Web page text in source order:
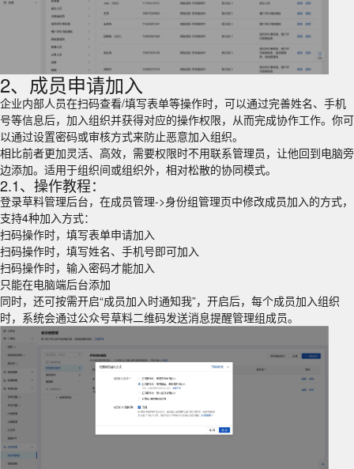
2、成员申请加入
企业内部人员在扫码查看/填写表单等操作时，可以通过完善姓名、手机
号等信息后，加入组织并获得对应的操作权限，从而完成协作工作。你可
以通过设置密码或审核方式来防止恶意加入组织。
相比前者更加灵活、高效，需要权限时不用联系管理员，让他回到电脑旁
边添加。适用于组织间或组织外，相对松散的协同模式。
2.1、操作教程：
登录草料管理后台，在成员管理->身份组管理页中修改成员加入的方式，
支持4种加入方式：
扫码操作时，填写表单申请加入
扫码操作时，填写姓名、手机号即可加入
扫码操作时，输入密码才能加入
只能在电脑端后台添加
同时，还可按需开启“成员加入时通知我”，开启后，每个成员加入组织
时，系统会通过公众号草料二维码发送消息提醒管理组成员。